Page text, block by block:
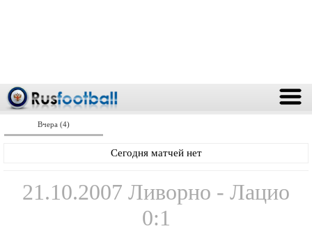
Вчера (4)
Сегодня матчей нет
21.10.2007 Ливорно - Лацио
0:1